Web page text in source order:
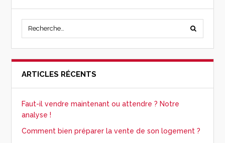
ARTICLES RÉCENTS
Faut-il vendre maintenant ou attendre ? Notre
analyse !
Comment bien préparer la vente de son logement ?